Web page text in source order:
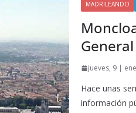
MADRILEANDO
jueves, 9 |
Hace unas
información